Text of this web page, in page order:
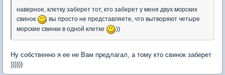
наверное, клетку заберет тот, кто заберет у меня двух морских
свинок
вы просто не представляете, что вытворяют четыре
морские свинки в одной клетке
))
Ну собственно я ее не Вам предлагал, а тому кто свинок заберет
))))))